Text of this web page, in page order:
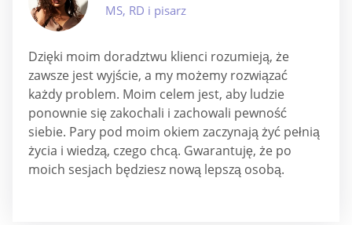
MS, RD i pisarz
Dzięki moim doradztwu klienci rozumieją, że
zawsze jest wyjście, a my możemy rozwiązać
każdy problem. Moim celem jest, aby ludzie
ponownie się zakochali i zachowali pewność
siebie. Pary pod moim okiem zaczynają żyć pełnią
życia i wiedzą, czego chcą. Gwarantuję, że po
moich sesjach będziesz nową lepszą osobą.